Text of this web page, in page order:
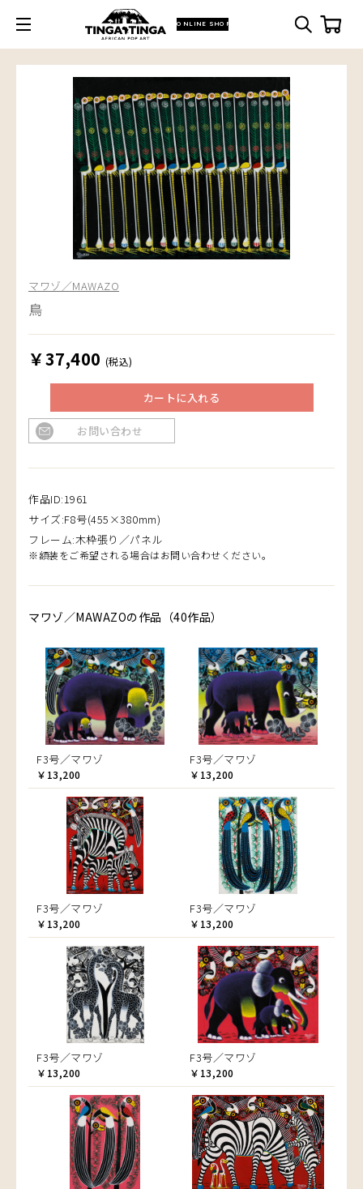
ONLINE SHOP
マワゾ／MAWAZO
鳥
￥37,400 (税込)
カートに入れる
お問い合わせ
作品ID:1961
サイズ:F8号(455×380mm)
フレーム:木枠張り／パネル
※額装をご希望される場合はお問い合わせください。
マワゾ／MAWAZOの作品（40作品）
F3号／マワゾ
￥13,200
F3号／マワゾ
￥13,200
F3号／マワゾ
￥13,200
F3号／マワゾ
￥13,200
F3号／マワゾ
￥13,200
F3号／マワゾ
￥13,200